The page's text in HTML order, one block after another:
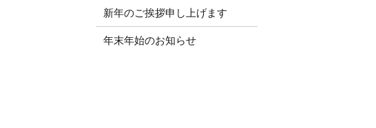
新年のご挨拶申し上げます
年末年始のお知らせ